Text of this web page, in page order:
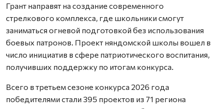
Грант направят на создание современного
стрелкового комплекса, где школьники смогут
заниматься огневой подготовкой без использования
боевых патронов. Проект няндомской школы вошел в
число инициатив в сфере патриотического воспитания,
получивших поддержку по итогам конкурса.
Всего в третьем сезоне конкурса 2026 года
победителями стали 395 проектов из 71 региона